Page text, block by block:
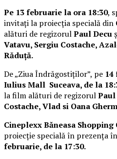
Pe 13 februarie la ora 18:30,
invitați la proiecția specială din
alături de regizorulPaul Decu
Vatavu, Sergiu Costache,
Răduță.
De „Ziua Îndrăgostiților”, pe
Iulius Mall Suceava, de la
la film alături de regizorulPaul
Costache, Vlad si Oana
Cineplexx Băneasa Shopping
proiecție specială în prezența
februarie, de la 17:30.